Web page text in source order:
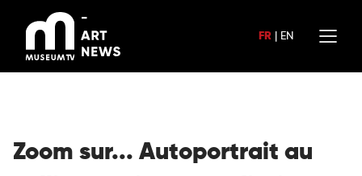
contenu
FR EN
Zoom sur... Autoportrait au